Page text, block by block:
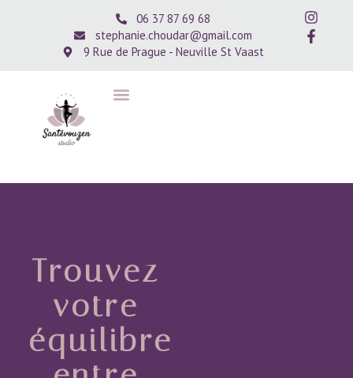
06 37 87 69 68
stephanie.choudar@gmail.com
9 Rue de Prague - Neuville St Vaast
Trouvez
votre
équilibre